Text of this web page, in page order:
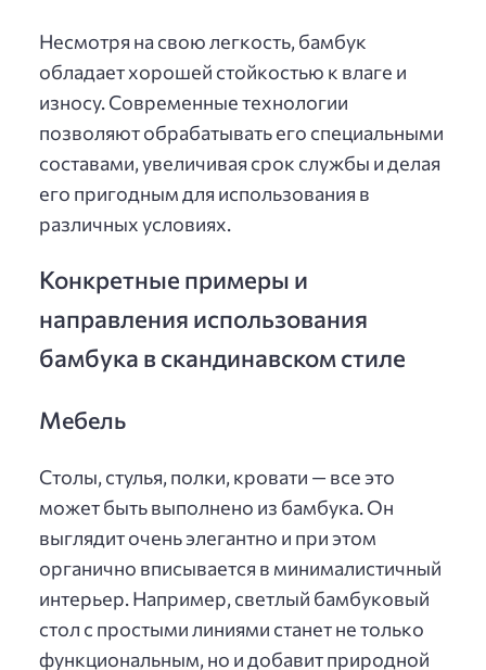
Несмотря на свою легкость, бамбук
обладает хорошей стойкостью к влаге и
износу. Современные технологии
позволяют обрабатывать его специальными
составами, увеличивая срок службы и делая
его пригодным для использования в
различных условиях.
Конкретные примеры и
направления использования
бамбука в скандинавском стиле
Мебель
Столы, стулья, полки, кровати — все это
может быть выполнено из бамбука. Он
выглядит очень элегантно и при этом
органично вписывается в минималистичный
интерьер. Например, светлый бамбуковый
стол с простыми линиями станет не только
функциональным, но и добавит природной